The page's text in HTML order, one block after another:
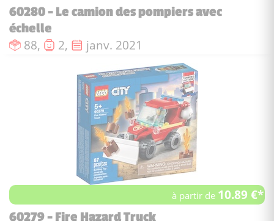
60280 - Le camion des pompiers avec
échelle
Nombre de pièces :
88, Nombre de figurines :
2, Date de sortie :
janv. 2021
à partir de 10.89 €*
60279 - Fire Hazard Truck